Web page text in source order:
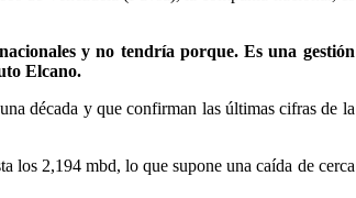
y no tendría porque. Es una gestión
Elcano.
década y que confirman las últimas cifras de la
los 2,194 mbd, lo que supone una caída de cerca